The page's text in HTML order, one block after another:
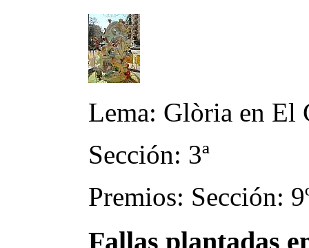
Lema: Glòria en El
Sección: 3ª
Premios: Sección:
Fallas plantadas